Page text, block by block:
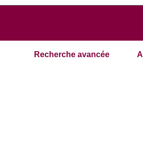
Recherche avancée